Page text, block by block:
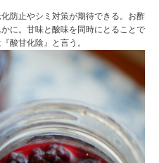
防止やシミ対策が期待できる。お酢
に。甘味と酸味を同時にとることで
酸甘化陰』と言う。